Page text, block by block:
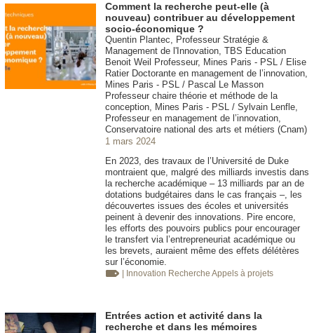
Comment la recherche peut-elle (à
nouveau) contribuer au développement
socio-économique ?
Quentin Plantec, Professeur Stratégie &
Management de l'Innovation, TBS Education
Benoit Weil Professeur, Mines Paris - PSL / Elise
Ratier Doctorante en management de l’innovation,
Mines Paris - PSL / Pascal Le Masson
Professeur chaire théorie et méthode de la
conception, Mines Paris - PSL / Sylvain Lenfle,
Professeur en management de l’innovation,
Conservatoire national des arts et métiers (Cnam)
1 mars 2024
En 2023, des travaux de l’Université de Duke
montraient que, malgré des milliards investis dans
la recherche académique – 13 milliards par an de
dotations budgétaires dans le cas français –, les
découvertes issues des écoles et universités
peinent à devenir des innovations. Pire encore,
les efforts des pouvoirs publics pour encourager
le transfert via l’entrepreneuriat académique ou
les brevets, auraient même des effets délétères
sur l’économie.
| Innovation Recherche Appels à projets
Entrées action et activité dans la
recherche et dans les mémoires